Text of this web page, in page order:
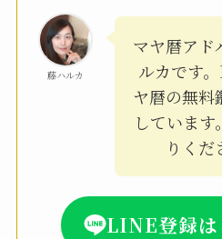
藤ハルカ
マヤ暦アド
ルカです
ヤ暦の無料
していま
りく
LINE登録は